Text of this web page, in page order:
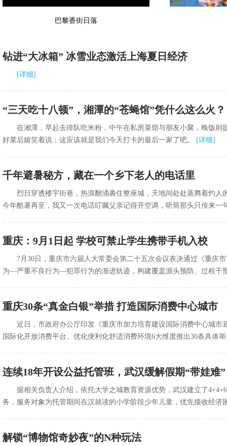
巴黎香街日落
钻进“大冰箱” 冰雪业态激活上海夏日经济
[详细]
“三天吃十八顿”，湘潭的“苍蝇馆”凭什么这么火？
在湘潭，早起去排队吃米粉，中午在私房菜馆与朋友小聚，晚饭
好菜后嬉笑着说：这应该就是我们今天打卡的最后一家了吧。
[详细]
千年避暑秘方，藏在一个乡下老人的电话里
烈日穿透楼宇街巷，热浪翻涌裹住整座城，天地间处处蒸腾着灼
今年酷暑再至，我又一次电话叮嘱父亲记得开空调，听筒那头只传来
重庆：9月1日起 学校可禁止学生携带手机入校
7月30日，重庆市六届人大常委会第二十五次会议表决通过《重庆
为—严重不良行为—犯罪行为的渐进轨迹，构建覆盖源头预防、过程干
重庆30条“真金白银”举措 打造国际消费中心城市
近日，市政府办公厅印发《重庆市加力培育建设国际消费中心城
国际化开放消费平台、优化便利化舒适消费环境6大维度推出30条具
连续18年开设公益托管班，武汉缓解假期“带娃难”
据相关负责人介绍，依托大学之城教育资源优势，武汉建立了
务，服务对象为托管期间在汉就读的小学阶段少年儿童，优先接收经
解锁“博物馆奇妙夜”的N种玩法